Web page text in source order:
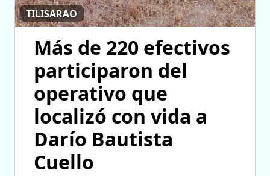
TILISARAO
Más de 220 efectivos
participaron del
operativo que
localizó con vida a
Darío Bautista
Cuello